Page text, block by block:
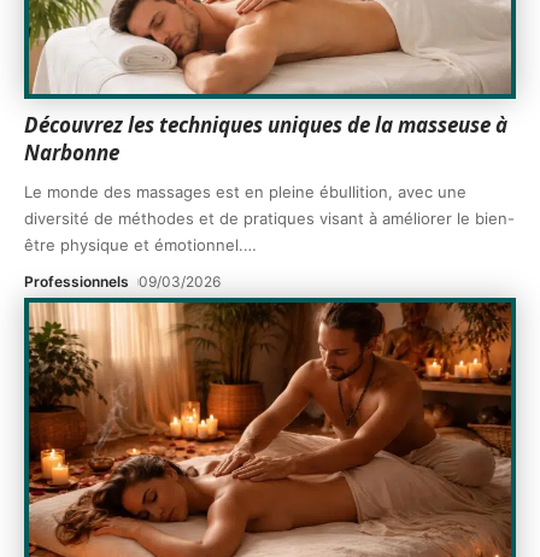
Découvrez les techniques uniques de la masseuse à
Narbonne
Le monde des massages est en pleine ébullition, avec une
diversité de méthodes et de pratiques visant à améliorer le bien-
être physique et émotionnel.…
Professionnels 09/03/2026